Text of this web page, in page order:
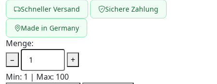
Schneller Versand Sichere Zahlung
Made in Germany
Menge:
−
+
Min: 1 | Max: 100